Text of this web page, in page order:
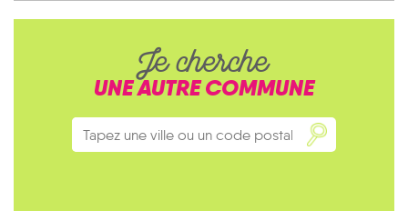
Je cherche
UNE AUTRE COMMUNE